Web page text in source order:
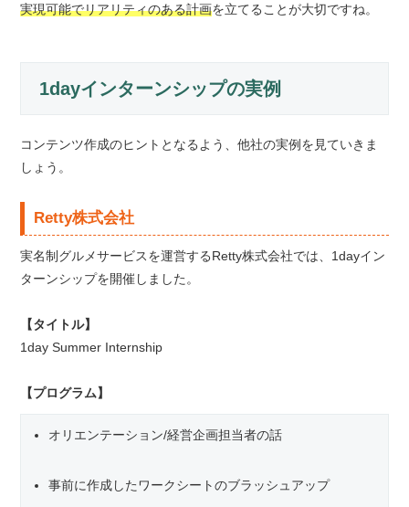
実現可能でリアリティのある計画を立てることが大切ですね。
1dayインターンシップの実例
コンテンツ作成のヒントとなるよう、他社の実例を見ていきま
しょう。
Retty株式会社
実名制グルメサービスを運営するRetty株式会社では、1dayイン
ターンシップを開催しました。
【タイトル】
1day Summer Internship
【プログラム】
オリエンテーション/経営企画担当者の話
事前に作成したワークシートのブラッシュアップ